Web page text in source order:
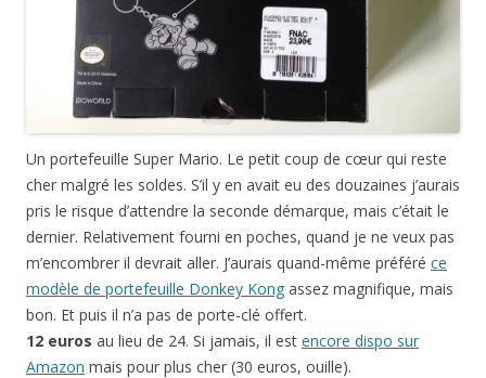
Un portefeuille Super Mario. Le petit coup de cœur qui reste
cher malgré les soldes. S’il y en avait eu des douzaines j’aurais
pris le risque d’attendre la seconde démarque, mais c’était le
dernier. Relativement fourni en poches, quand je ne veux pas
m’encombrer il devrait aller. J’aurais quand-même préféré ce
modèle de portefeuille Donkey Kong assez magnifique, mais
bon. Et puis il n’a pas de porte-clé offert.
12 euros au lieu de 24. Si jamais, il est encore dispo sur
Amazon mais pour plus cher (30 euros, ouille).